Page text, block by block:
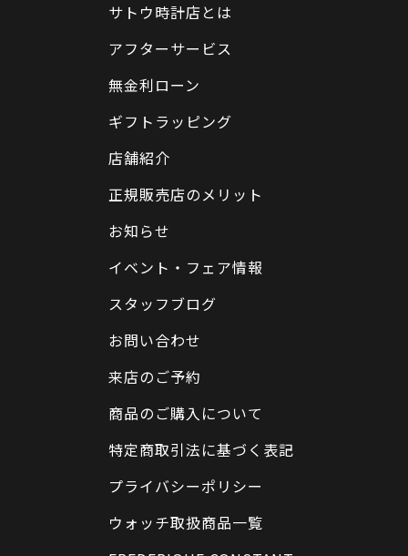
サトウ時計店とは
アフターサービス
無金利ローン
ギフトラッピング
店舗紹介
正規販売店のメリット
お知らせ
イベント・フェア情報
スタッフブログ
お問い合わせ
来店のご予約
商品のご購入について
特定商取引法に基づく表記
プライバシーポリシー
ウォッチ取扱商品一覧